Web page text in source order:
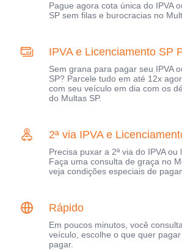
Pague agora cota única do IPVA
SP sem filas e burocracias no
IPVA e Licenciamento SP
Sem grana para pagar seu IPVA
SP? Parcele tudo em até 12x
com seu veículo em dia com os
do Multas SP.
2ª via IPVA e
Precisa puxar a 2ª via do IPVA
Faça uma consulta de graça no
veja condições especiais de
Rápido
Em poucos minutos, você
veículo, escolhe o que quer
pagar.